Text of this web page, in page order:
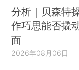
分析｜贝森特
作巧思能否撬
面
2026年08月06日